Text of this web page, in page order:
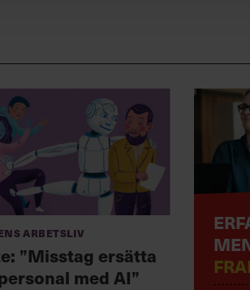
arbetsliv
”Misstag ersätta
med AI”